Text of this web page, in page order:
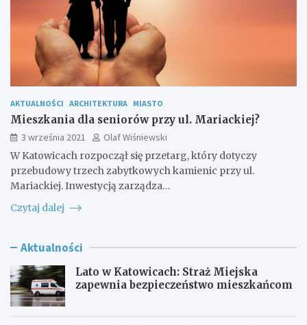
AKTUALNOŚCI ARCHITEKTURA MIASTO
Mieszkania dla seniorów przy ul. Mariackiej?
3 września 2021
Olaf Wiśniewski
W Katowicach rozpoczął się przetarg, który dotyczy
przebudowy trzech zabytkowych kamienic przy ul.
Mariackiej. Inwestycją zarządza…
Czytaj dalej
Aktualności
Lato w Katowicach: Straż Miejska
zapewnia bezpieczeństwo mieszkańcom